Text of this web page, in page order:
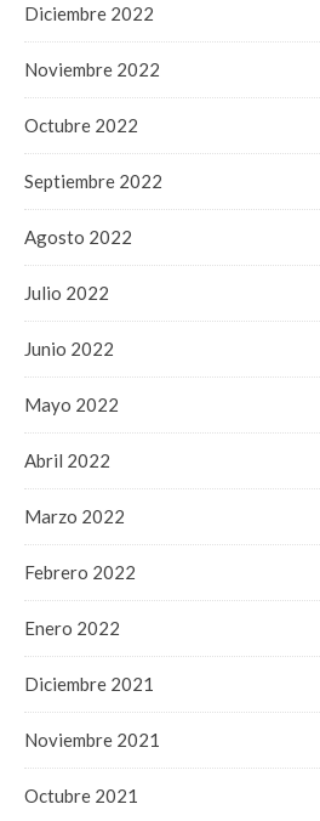
Diciembre 2022
Noviembre 2022
Octubre 2022
Septiembre 2022
Agosto 2022
Julio 2022
Junio 2022
Mayo 2022
Abril 2022
Marzo 2022
Febrero 2022
Enero 2022
Diciembre 2021
Noviembre 2021
Octubre 2021